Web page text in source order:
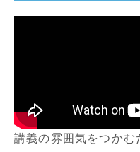
講義の雰囲気をつかむ